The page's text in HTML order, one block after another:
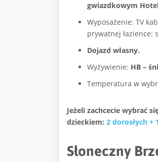
gwiazdkowym
Wyposażenie: TV
prywatnej łazience:
Dojazd własny.
Wyżywienie: HB –
Temperatura w
Jeżeli zachcecie wybrać
dzieckiem: 2 dorosłych +
Słoneczny